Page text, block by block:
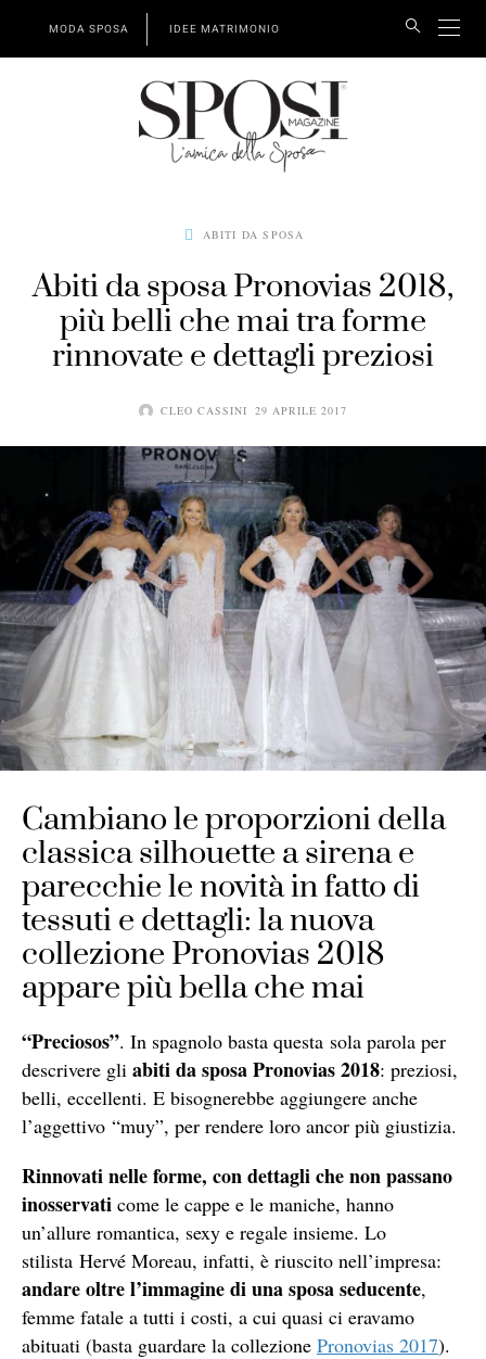
MODA SPOSA IDEE MATRIMONIO
ABITI DA SPOSA
Abiti da sposa Pronovias 2018,
più belli che mai tra forme
rinnovate e dettagli preziosi
CLEO CASSINI 29 APRILE 2017
Cambiano le proporzioni della
classica silhouette a sirena e
parecchie le novità in fatto di
tessuti e dettagli: la nuova
collezione Pronovias 2018
appare più bella che mai
“Preciosos”. In spagnolo basta questa sola parola per
descrivere gli abiti da sposaPronovias 2018: preziosi,
belli, eccellenti. E bisognerebbe aggiungere anche
l’aggettivo “muy”, per rendere loro ancor più giustizia.
Rinnovati nelle forme, con dettagli che non passano
inosservati come le cappe e le maniche, hanno
un’allure romantica, sexy e regale insieme. Lo
stilista Hervé Moreau, infatti, è riuscito nell’impresa:
andare oltre l’immagine di una sposa seducente,
femme fatale a tutti i costi, a cui quasi ci eravamo
abituati (basta guardare la collezione Pronovias 2017).